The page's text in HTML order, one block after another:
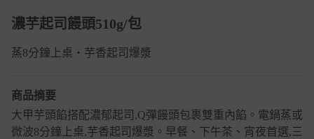
濃芋起司饅頭510g/包
蒸8分鐘上桌・芋香起司爆漿
商品摘要
大甲芋頭餡搭配濃郁起司,Q彈饅頭包裹雙重內餡。電鍋蒸或
微波8分鐘上桌,芋香起司爆漿。早餐、下午茶、宵夜首選,三